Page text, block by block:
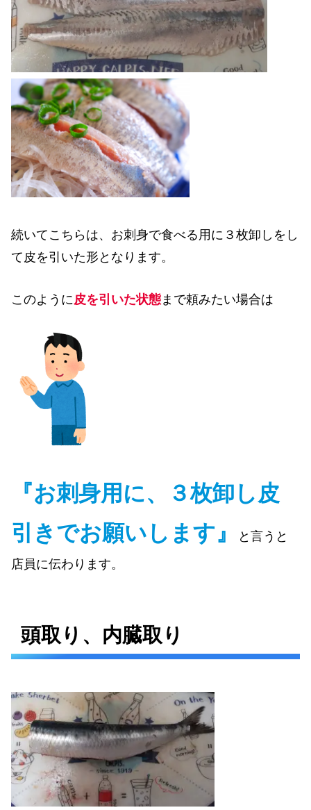
続いてこちらは、お刺身で食べる用に３枚卸しをし
て皮を引いた形となります。
このように 皮を引いた状態 まで頼みたい場合は
『お刺身用に、３枚卸し皮
引きでお願いします』
と言うと
店員に伝わります。
頭取り、内臓取り